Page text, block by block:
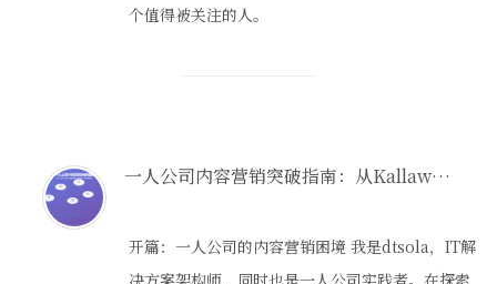
个值得被关注的人。
一人公司内容营销突破指南：从Kallaway的10亿观看量方法中学到的6个讲故事原则
开篇：一人公司的内容营销困境 我是dtsola，IT解